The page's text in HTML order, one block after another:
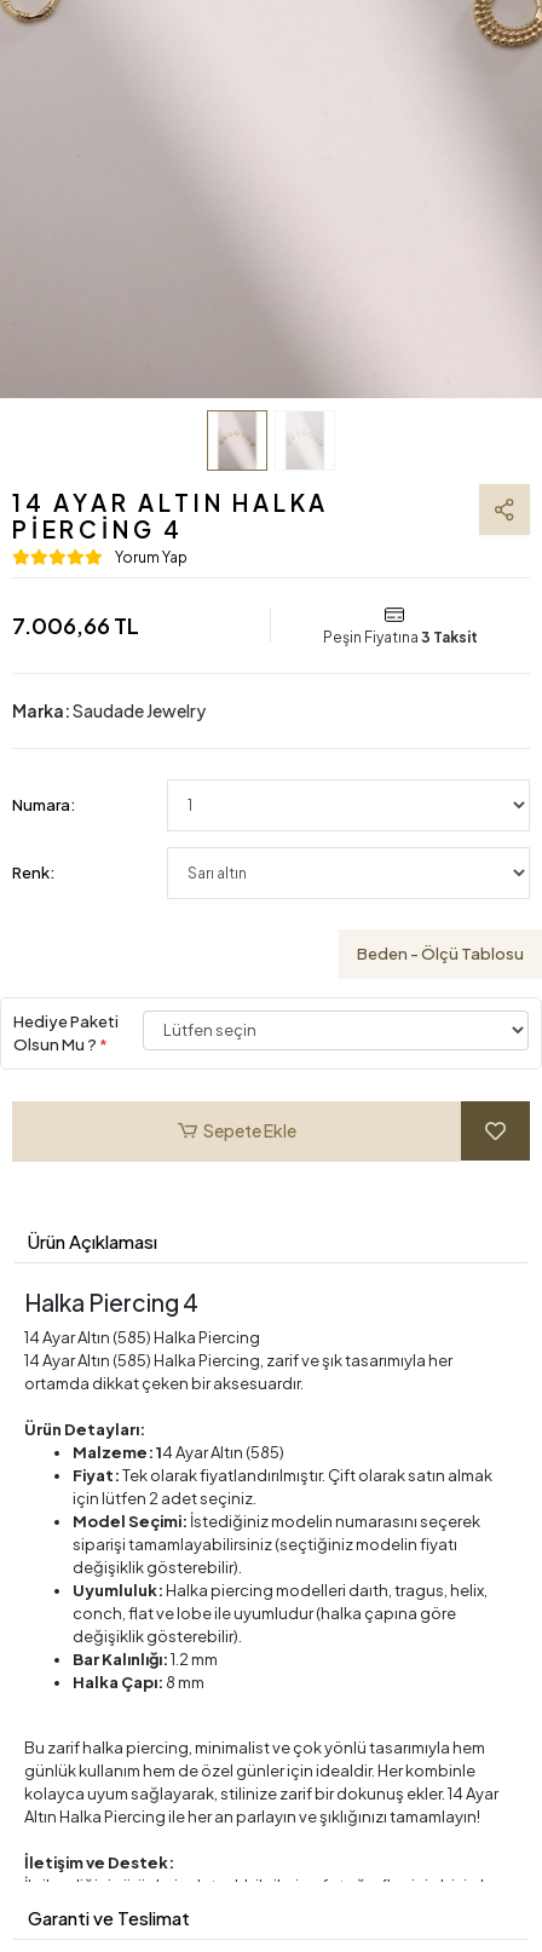
14 AYAR ALTIN HALKA
PIERCING 4
Yorum Yap
7.006,66 TL Peşin Fiyatına 3 Taksit
Marka:Saudade Jewelry
Numara:
Renk:
Beden - Ölçü Tablosu
Hediye Paketi
Olsun Mu ? *
Sepete Ekle
Ürün Açıklaması
Halka Piercing 4
14 Ayar Altın (585) Halka Piercing
14 Ayar Altın (585) Halka Piercing, zarif ve şık tasarımıyla her
ortamda dikkat çeken bir aksesuardır.
Ürün Detayları:
Malzeme: 14 Ayar Altın (585)
Fiyat:Tek olarak fiyatlandırılmıştır. Çift olarak satın almak
için lütfen 2 adet seçiniz.
Model Seçimi: İstediğiniz modelin numarasını seçerek
siparişi tamamlayabilirsiniz (seçtiğiniz modelin fiyatı
değişiklik gösterebilir).
Uyumluluk:Halka piercing modelleri daıth, tragus, helix,
conch, flat ve lobe ile uyumludur (halka çapına göre
değişiklik gösterebilir).
Bar Kalınlığı:1.2 mm
Halka Çapı: 8 mm
Bu zarif halka piercing, minimalist ve çok yönlü tasarımıyla hem
günlük kullanım hem de özel günler için idealdir. Her kombinle
kolayca uyum sağlayarak, stilinize zarif bir dokunuş ekler. 14 Ayar
Altın Halka Piercing ile her an parlayın ve şıklığınızı tamamlayın!
İletişim ve Destek:
İlgilendiğiniz ürünlerin detaylı bilgileri ve fotoğrafları için bizimle
iletişime geçebilirsiniz. Her türlü sorunuz için müşteri
hizmetlerimizle iletişime geçmekten çekinmeyin.
Garanti ve Teslimat